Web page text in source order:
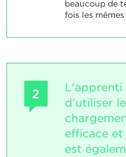
beaucoup de
fois les
2
L'apprenti
d'utiliser
efficace
est